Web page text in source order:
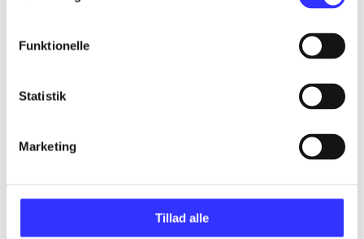
Funktionelle
Statistik
Marketing
Tillad alle
Udgivet i undefined
Værkerne er grupperet efter ældste registrerede
Værkerne er grupperet efter ældste registrerede
Genre